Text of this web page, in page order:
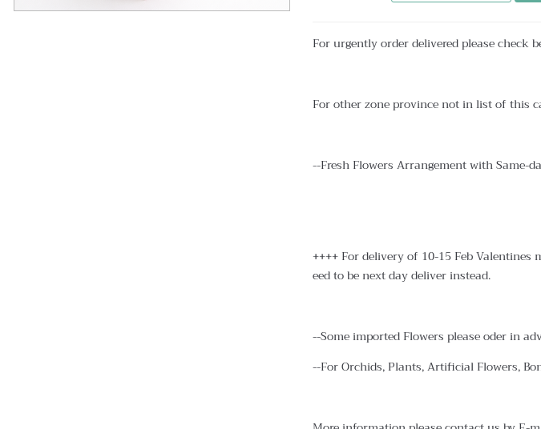
For urgently order delivered please check
For other zone province not in list of this
--Fresh Flowers Arrangement with Same-
++++ For delivery of 10-15 Feb
eed to be next day deliver instead.
--Some imported Flowers please oder in
--For Orchids, Plants, Artificial Flowers,